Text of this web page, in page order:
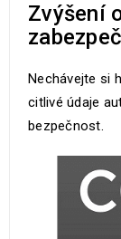
Zvýšení
Nechávejte si
citlivé údaje
bezpečnost.